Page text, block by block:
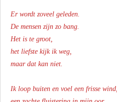
Er wordt zoveel geleden.
De mensen zijn zo bang.
Het is te groot,
het liefste kijk ik weg,
maar dat kan niet.
Ik loop buiten en voel een frisse wind,